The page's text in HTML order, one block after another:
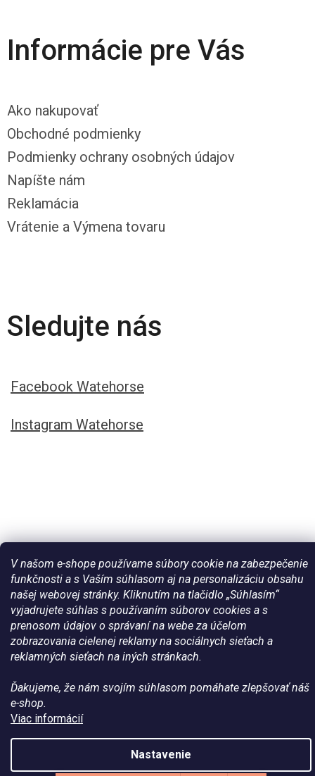
V našom e-shope používame súbory cookie na zabezpečenie
funkčnosti a s Vaším súhlasom aj na personalizáciu obsahu
našej webovej stránky. Kliknutím na tlačidlo „Súhlasím“
vyjadrujete súhlas s používaním súborov cookies a s
prenosom údajov o správaní na webe za účelom
zobrazovania cielenej reklamy na sociálnych sieťach a
reklamných sieťach na iných stránkach.
Ďakujeme, že nám svojím súhlasom pomáhate zlepšovať náš
e-shop.
Viac informácií
Nastavenie
Informácie pre Vás
Ako nakupovať
Obchodné podmienky
Podmienky ochrany osobných údajov
Napíšte nám
Reklamácia
Vrátenie a Výmena tovaru
Sledujte nás
Facebook Watehorse
Instagram Watehorse
Vytvoril Shoptet
Copyright 2026 Všetko pre vaše kone - WateHorse.sk . Všetky
práva vyhradené.